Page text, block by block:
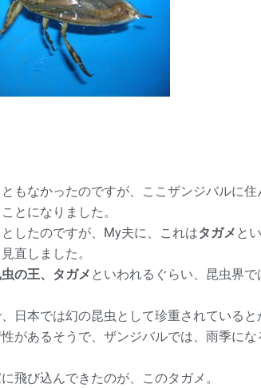
もなかったのですが、ここザンジバルに住
とになりました。
したのですが、My夫に、これはタガメ と
直しました。
の王、タガメ といわれるぐらい、昆虫界で
日本では幻の昆虫として珍重されていると
があるそうで、ザンジバルでは、雨季に
飛び込んできたのが、このタガメ。